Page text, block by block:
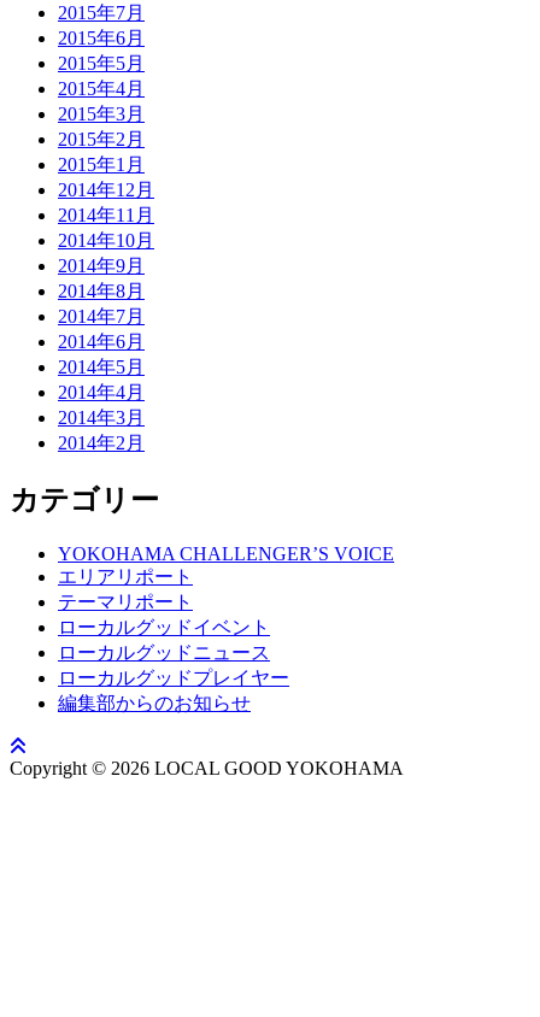
2015年7月
2015年6月
2015年5月
2015年4月
2015年3月
2015年2月
2015年1月
2014年12月
2014年11月
2014年10月
2014年9月
2014年8月
2014年7月
2014年6月
2014年5月
2014年4月
2014年3月
2014年2月
カテゴリー
YOKOHAMA CHALLENGER’S VOICE
エリアリポート
テーマリポート
ローカルグッドイベント
ローカルグッドニュース
ローカルグッドプレイヤー
編集部からのお知らせ
Copyright © 2026 LOCAL GOOD YOKOHAMA